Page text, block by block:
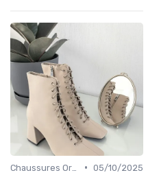
• 05/10/2025